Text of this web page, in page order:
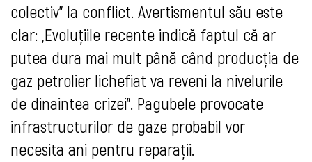
colectiv" la conflict. Avertismentul său este
clar: „Evoluțiile recente indică faptul că ar
putea dura mai mult până când producția de
gaz petrolier lichefiat va reveni la nivelurile
de dinaintea crizei". Pagubele provocate
infrastructurilor de gaze probabil vor
necesita ani pentru reparații.